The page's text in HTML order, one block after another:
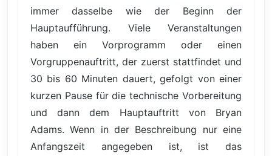
immer dasselbe wie der Beginn der
Hauptaufführung. Viele Veranstaltungen
haben ein Vorprogramm oder einen
Vorgruppenauftritt, der zuerst stattfindet und
30 bis 60 Minuten dauert, gefolgt von einer
kurzen Pause für die technische Vorbereitung
und dann dem Hauptauftritt von Bryan
Adams. Wenn in der Beschreibung nur eine
Anfangszeit angegeben ist, ist das